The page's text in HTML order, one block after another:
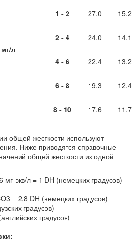
л
1 - 2 27.0 15.2
2 - 4 24.0 14.1
4 - 6 22.4 13.2
6 - 8 19.3 12.4
8 - 10 17.6 11.7
общей жесткости используют
Ниже приводятся справочные
общей жесткости из одной
мг-экв/л = 1 DH (немецких градусов)
= 2,8 DH (немецких градусов)
градусов)
градусов)